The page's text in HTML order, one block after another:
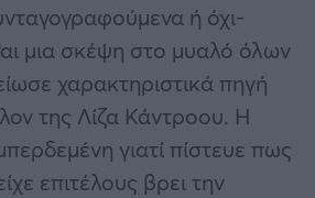
ή όχι-
μια σκέψη στο μυαλό όλων
χαρακτηριστικά πηγή
της Λίζα Κάντροου. Η
γιατί πίστευε πως
επιτέλους βρει την